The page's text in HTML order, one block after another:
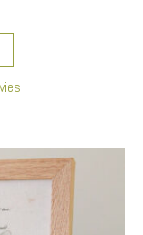
Ce produit a plusieurs